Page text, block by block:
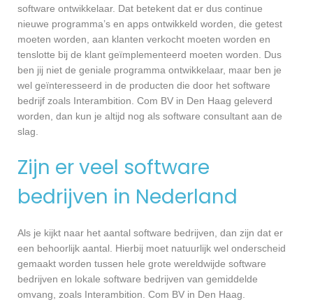
software ontwikkelaar. Dat betekent dat er dus continue
nieuwe programma’s en apps ontwikkeld worden, die getest
moeten worden, aan klanten verkocht moeten worden en
tenslotte bij de klant geïmplementeerd moeten worden. Dus
ben jij niet de geniale programma ontwikkelaar, maar ben je
wel geïnteresseerd in de producten die door het software
bedrijf zoals Interambition. Com BV in Den Haag geleverd
worden, dan kun je altijd nog als software consultant aan de
slag.
Zijn er veel software
bedrijven in Nederland
Als je kijkt naar het aantal software bedrijven, dan zijn dat er
een behoorlijk aantal. Hierbij moet natuurlijk wel onderscheid
gemaakt worden tussen hele grote wereldwijde software
bedrijven en lokale software bedrijven van gemiddelde
omvang, zoals Interambition. Com BV in Den Haag.